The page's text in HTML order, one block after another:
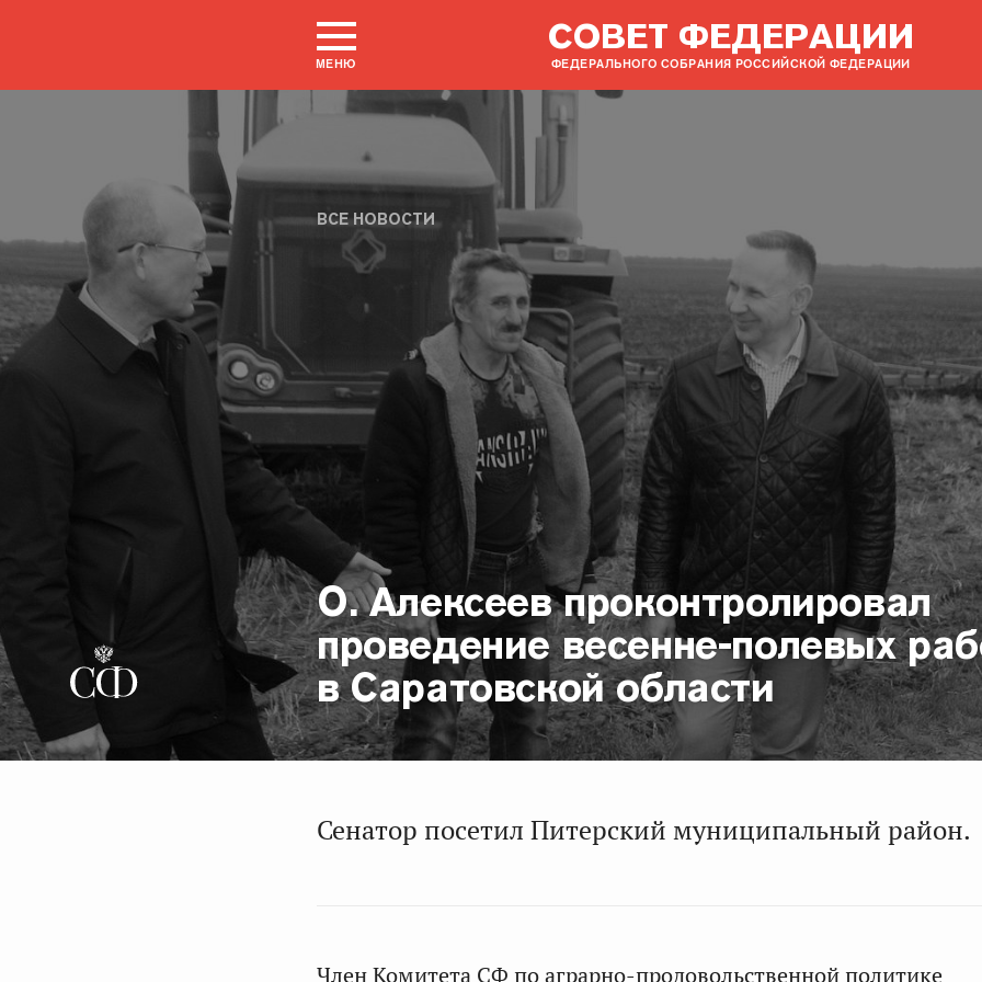
МЕНЮ
СОВЕТ ФЕДЕРАЦИИ
ФЕДЕРАЛЬНОГО СОБРАНИЯ РОССИЙСКОЙ ФЕДЕРАЦИИ
ВСЕ НОВОСТИ
О. Алексеев проконтролировал
проведение весенне-полевых
в Саратовской области
Сенатор посетил Питерский муниципальный район.
Член Комитета СФ по аграрно-продовольственной политике